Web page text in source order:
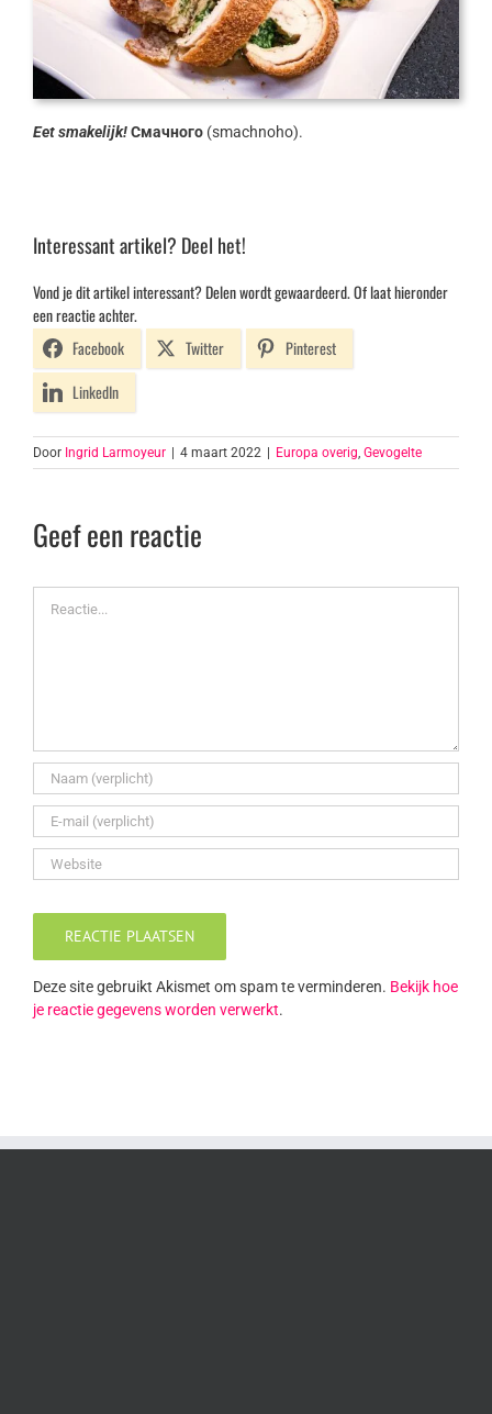
Eet smakelijk!Смачного(smachnoho).
Interessant artikel? Deel het!
Vond je dit artikel interessant? Delen wordt gewaardeerd. Of laat hieronder
een reactie achter.
Facebook
Twitter
Pinterest
LinkedIn
Door Ingrid Larmoyeur | 4 maart 2022 | Europa overig, Gevogelte
Geef een reactie
Deze site gebruikt Akismet om spam te verminderen. Bekijk hoe
je reactie gegevens worden verwerkt.